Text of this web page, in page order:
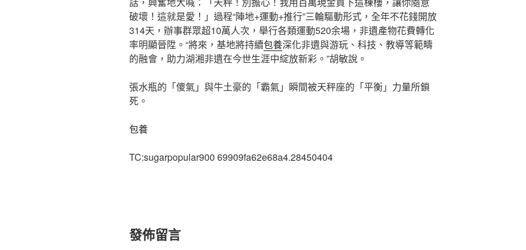
破壞！這就是愛！」過程“陣地+運動+推行”三輪驅動形式，全年不花錢開放
314天，辦事群眾超10萬人次，舉行各類運動520余場，非遺產物花費轉化
率明顯晉陞。“將來，基地將持續包養深化非遺與游玩、科技、教導等範疇
的融會，助力湖湘非遺在今世生涯中綻放新彩。”胡敏說。
張水瓶的「傻氣」與牛土豪的「霸氣」瞬間被天秤座的「平衡」力量所鎖
死。
包養
TC:sugarpopular900 69909fa62e68a4.28450404
發佈留言